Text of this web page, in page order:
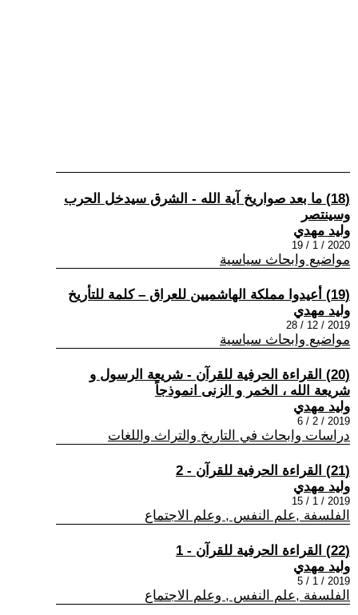
(18) ما بعد صواريخ آية الله - الشرق سيدخل الحرب
وسينتصر
وليد مهدي
2020 / 1 / 19
مواضيع وابحاث سياسية
(19) أعيدوا مملكة الهاشميين للعراق – كلمة للتأريخ
وليد مهدي
2019 / 12 / 28
مواضيع وابحاث سياسية
(20) القراءة الحرفية للقرآن - شريعة الرسول و
شريعة الله ، الخمر و الزنى انموذجاً
وليد مهدي
2019 / 2 / 6
دراسات وابحاث في التاريخ والتراث واللغات
(21) القراءة الحرفية للقرآن - 2
وليد مهدي
2019 / 1 / 15
الفلسفة ,علم النفس , وعلم الاجتماع
(22) القراءة الحرفية للقرآن - 1
وليد مهدي
2019 / 1 / 5
الفلسفة ,علم النفس , وعلم الاجتماع